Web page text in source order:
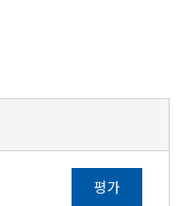
평가